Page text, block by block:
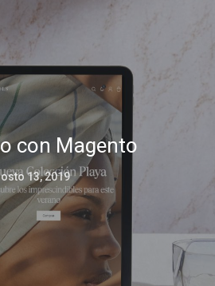
con Magento
13, 2019